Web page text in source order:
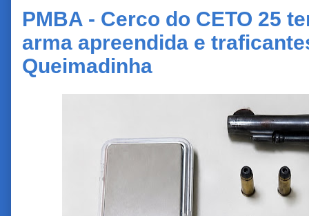
PMBA - Cerco do CETO 25
arma apreendida e
Queimadinha